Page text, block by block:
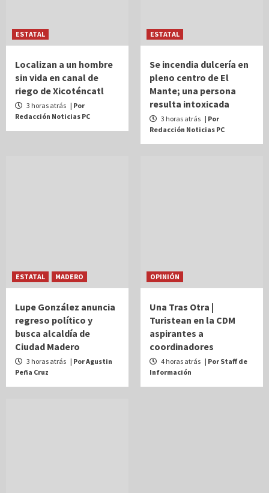
ESTATAL
Localizan a un hombre
sin vida en canal de
riego de Xicoténcatl
3 horas atrás | Por
Redacción Noticias PC
ESTATAL
Se incendia dulcería en
pleno centro de El
Mante; una persona
resulta intoxicada
3 horas atrás | Por
Redacción Noticias PC
ESTATAL MADERO
Lupe González anuncia
regreso político y
busca alcaldía de
Ciudad Madero
3 horas atrás | Por Agustin
Peña Cruz
OPINIÓN
Una Tras Otra |
Turistean en la CDM
aspirantes a
coordinadores
4 horas atrás | Por Staff de
Información